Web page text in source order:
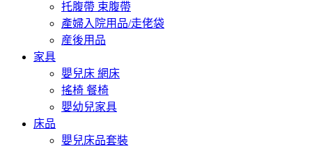
托腹帶 束腹帶
產婦入院用品/走佬袋
産後用品
家具
嬰兒床 網床
搖椅 餐椅
嬰幼兒家具
床品
嬰兒床品套裝